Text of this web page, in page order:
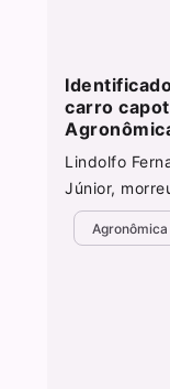
carro
Lindolfo
Júnior,
Agronômica